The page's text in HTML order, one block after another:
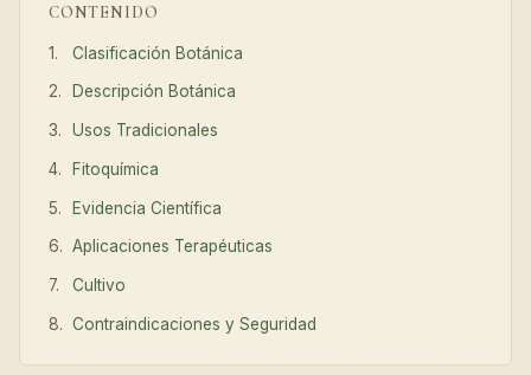
CONTENIDO
Clasificación Botánica
Descripción Botánica
Usos Tradicionales
Fitoquímica
Evidencia Científica
Aplicaciones Terapéuticas
Cultivo
Contraindicaciones y Seguridad